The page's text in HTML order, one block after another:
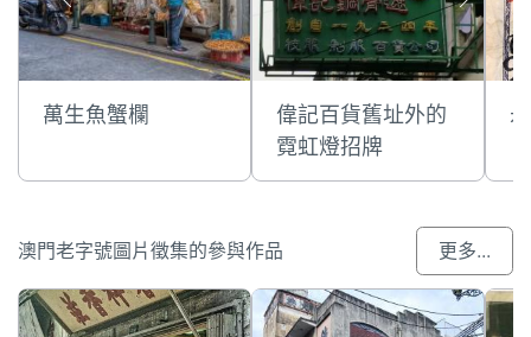
萬生魚蟹欄
偉記百貨舊址外的
霓虹燈招牌
澳門老字號圖片徵集的參與作品 更多...